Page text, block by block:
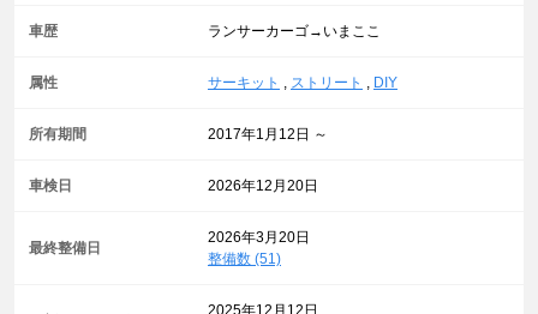
車歴 ランサーカーゴ→いまここ
属性 サーキット , ストリート , DIY
所有期間 2017年1月12日 ～
車検日 2026年12月20日
最終整備日
2026年3月20日
整備数 (51)
2025年12月12日